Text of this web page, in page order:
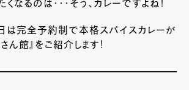
なるのは・・・そう、カレーですよね！
日は完全予約制で本格スパイスカレーが
ん館』をご紹介します！